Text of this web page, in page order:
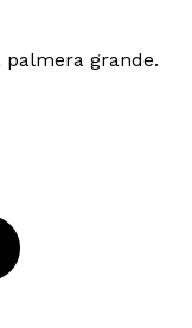
palmera grande.